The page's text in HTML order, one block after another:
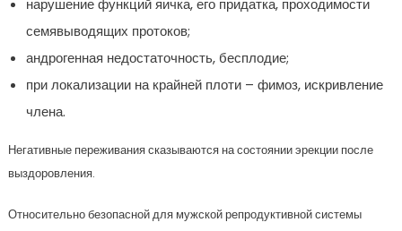
нарушение функций яичка, его придатка, проходимости
семявыводящих протоков;
андрогенная недостаточность, бесплодие;
при локализации на крайней плоти – фимоз, искривление
члена.
Негативные переживания сказываются на состоянии эрекции после
выздоровления.
Относительно безопасной для мужской репродуктивной системы